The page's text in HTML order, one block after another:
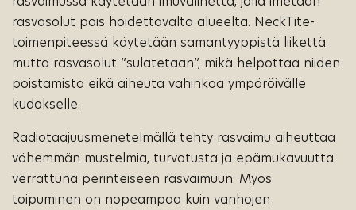
rasvasolut pois hoidettavalta alueelta. NeckTite-
toimenpiteessä käytetään samantyyppistä liikettä
mutta rasvasolut ”sulatetaan”, mikä helpottaa niiden
poistamista eikä aiheuta vahinkoa ympäröivälle
kudokselle.
Radiotaajuusmenetelmällä tehty rasvaimu aiheuttaa
vähemmän mustelmia, turvotusta ja epämukavuutta
verrattuna perinteiseen rasvaimuun. Myös
toipuminen on nopeampaa kuin vanhojen